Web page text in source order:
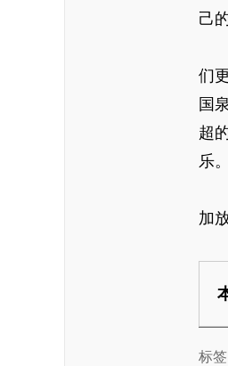
己
没
们
国
超
乐。
充
加
标签